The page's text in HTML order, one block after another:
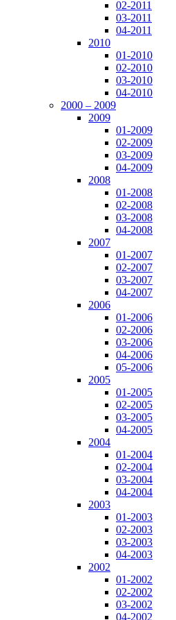
02-2011
03-2011
04-2011
2010
01-2010
02-2010
03-2010
04-2010
2000 – 2009
2009
01-2009
02-2009
03-2009
04-2009
2008
01-2008
02-2008
03-2008
04-2008
2007
01-2007
02-2007
03-2007
04-2007
2006
01-2006
02-2006
03-2006
04-2006
05-2006
2005
01-2005
02-2005
03-2005
04-2005
2004
01-2004
02-2004
03-2004
04-2004
2003
01-2003
02-2003
03-2003
04-2003
2002
01-2002
02-2002
03-2002
04-2002